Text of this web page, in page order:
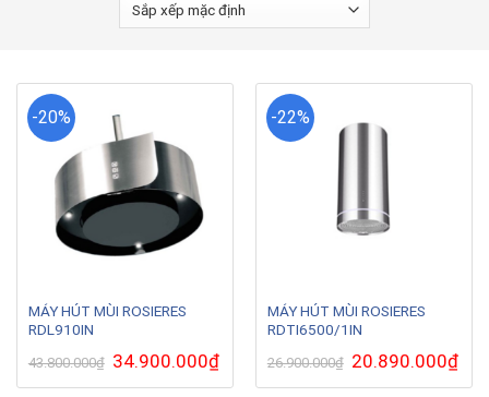
-20%
MÁY HÚT MÙI ROSIERES
RDL910IN
43.800.000₫ Giá
gốc
là:
34.900.000₫Giá
hiện
tại
-22%
MÁY HÚT MÙI ROSIERES
RDTI6500/1IN
26.900.000₫ Giá
gốc
là:
20.890.000₫Giá
hiện
tại